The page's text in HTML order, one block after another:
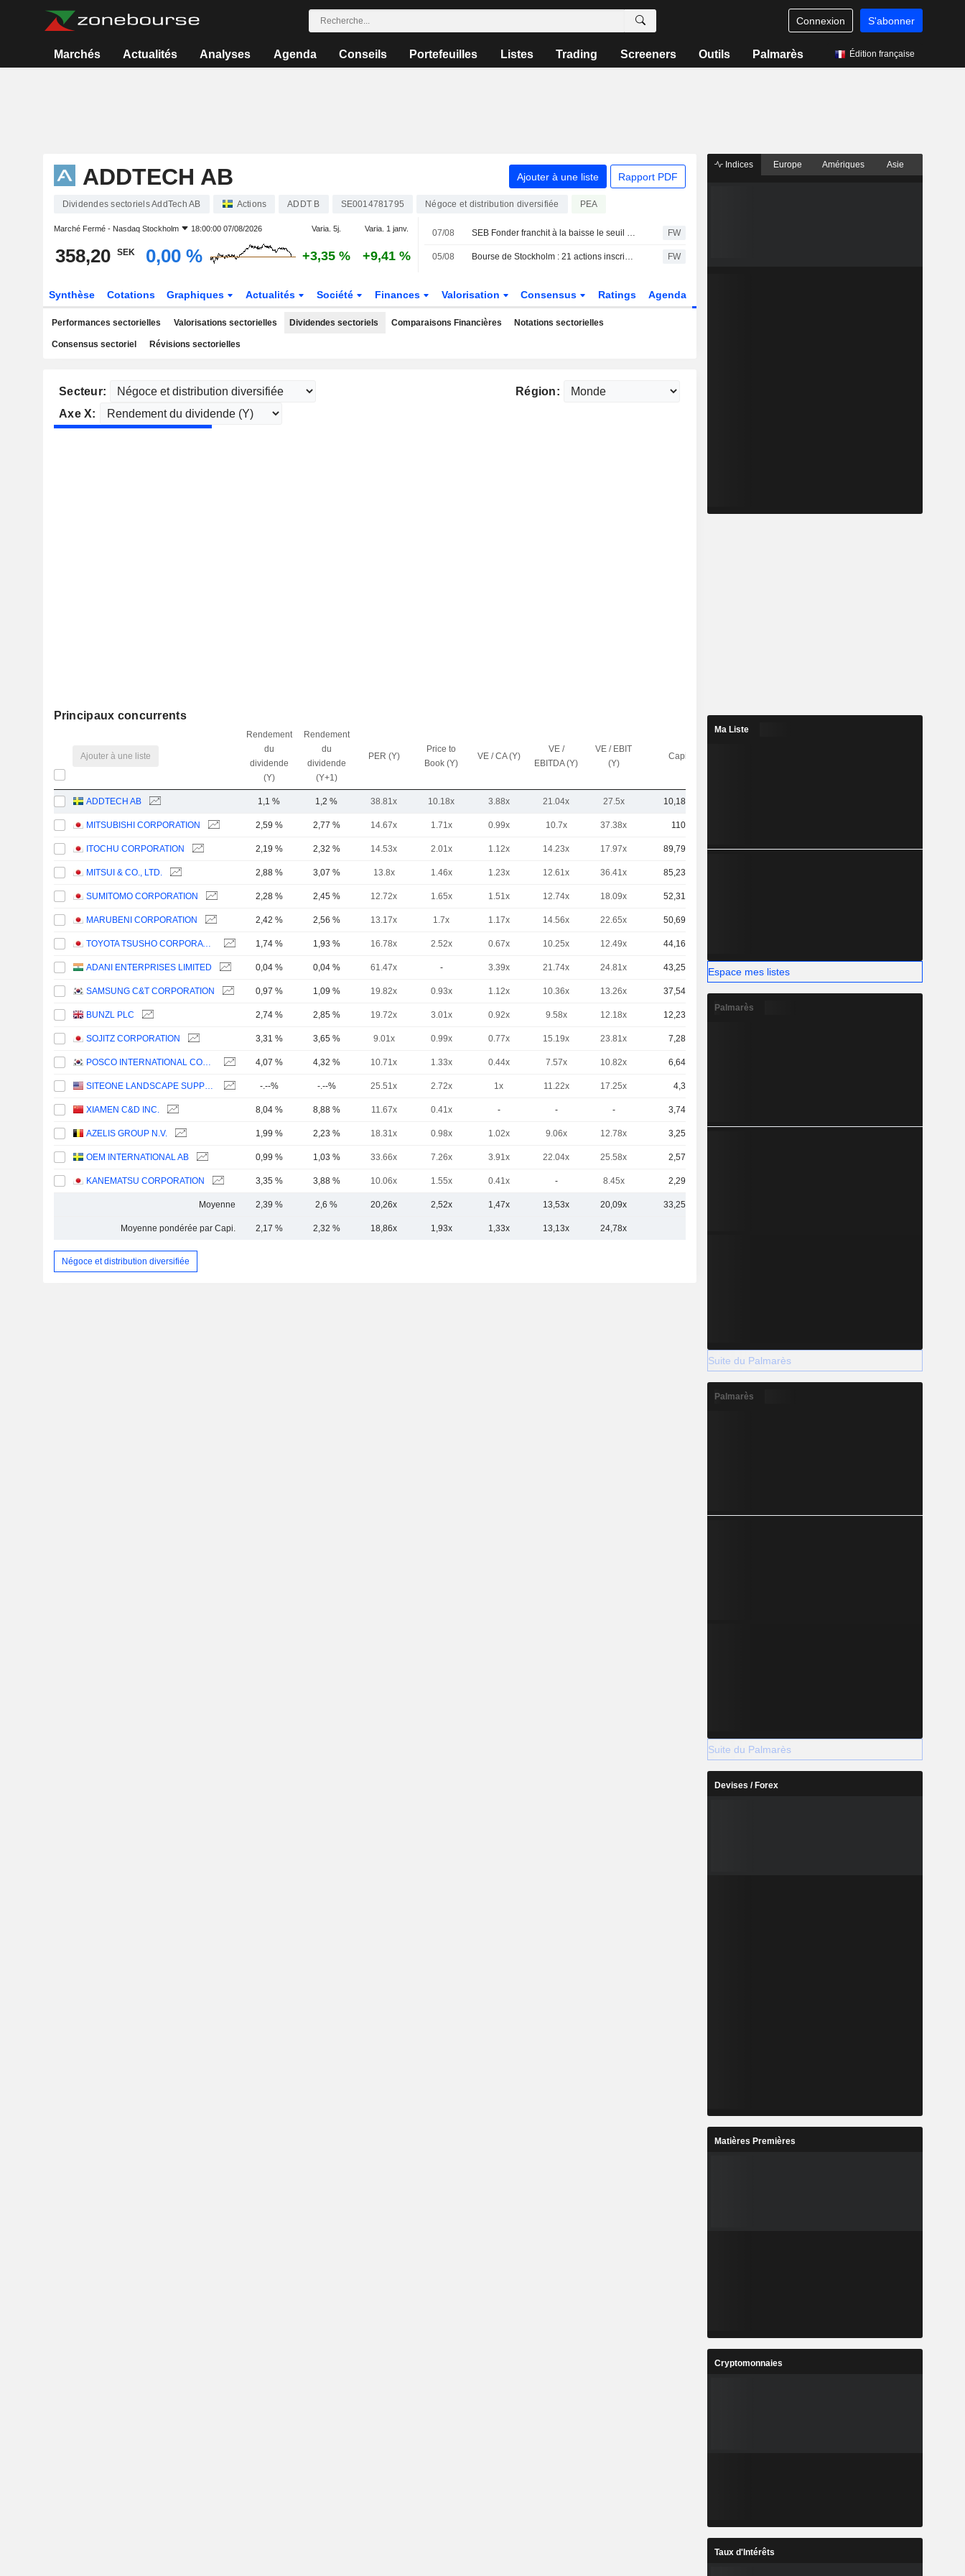
Connexion S'abonner
Marchés Actualités Analyses Agenda Conseils Portefeuilles Listes Trading Screeners Outils Palmarès Édition française
ADDTECH AB Ajouter à une liste Rapport PDF
Dividendes sectoriels AddTech AB Actions ADDT B SE0014781795 Négoce et distribution diversifiée PEA
Marché Fermé - Nasdaq Stockholm 18:00:00 07/08/2026 Varia. 5j. Varia. 1 janv.
358,20 SEK 0,00 % +3,35 % +9,41 %
07/08 SEB Fonder franchit à la baisse le seuil de participation dans Addtech FW
05/08 Bourse de Stockholm : 21 actions inscrivent un nouveau plus haut sur 52 semaines ce jour FW
Synthèse Cotations Graphiques Actualités Société Finances Valorisation Consensus Ratings Agenda
Performances sectorielles Valorisations sectorielles Dividendes sectoriels Comparaisons Financières Notations sectorielles
Consensus sectoriel Révisions sectorielles
Secteur:
Région:
Axe X:
Principaux concurrents
Ajouter à une liste
Rendement
du
dividende
(Y)
Rendement
du
dividende
(Y+1)
PER (Y)
Price to
Book (Y)
VE / CA (Y)
VE /
EBITDA (Y)
VE / EBIT
(Y)
Capi.($)
ADDTECH AB 1,1 % 1,2 % 38.81x 10.18x 3.88x 21.04x 27.5x 10,18 Md
MITSUBISHI CORPORATION 2,59 % 2,77 % 14.67x 1.71x 0.99x 10.7x 37.38x 110 Md
ITOCHU CORPORATION 2,19 % 2,32 % 14.53x 2.01x 1.12x 14.23x 17.97x 89,79 Md
MITSUI & CO., LTD. 2,88 % 3,07 % 13.8x 1.46x 1.23x 12.61x 36.41x 85,23 Md
SUMITOMO CORPORATION 2,28 % 2,45 % 12.72x 1.65x 1.51x 12.74x 18.09x 52,31 Md
MARUBENI CORPORATION 2,42 % 2,56 % 13.17x 1.7x 1.17x 14.56x 22.65x 50,69 Md
TOYOTA TSUSHO CORPORATION 1,74 % 1,93 % 16.78x 2.52x 0.67x 10.25x 12.49x 44,16 Md
ADANI ENTERPRISES LIMITED 0,04 % 0,04 % 61.47x - 3.39x 21.74x 24.81x 43,25 Md
SAMSUNG C&T CORPORATION 0,97 % 1,09 % 19.82x 0.93x 1.12x 10.36x 13.26x 37,54 Md
BUNZL PLC 2,74 % 2,85 % 19.72x 3.01x 0.92x 9.58x 12.18x 12,23 Md
SOJITZ CORPORATION 3,31 % 3,65 % 9.01x 0.99x 0.77x 15.19x 23.81x 7,28 Md
POSCO INTERNATIONAL CORPORATION 4,07 % 4,32 % 10.71x 1.33x 0.44x 7.57x 10.82x 6,64 Md
SITEONE LANDSCAPE SUPPLY, INC. -.--% -.--% 25.51x 2.72x 1x 11.22x 17.25x 4,3 Md
XIAMEN C&D INC. 8,04 % 8,88 % 11.67x 0.41x - - - 3,74 Md
AZELIS GROUP N.V. 1,99 % 2,23 % 18.31x 0.98x 1.02x 9.06x 12.78x 3,25 Md
OEM INTERNATIONAL AB 0,99 % 1,03 % 33.66x 7.26x 3.91x 22.04x 25.58x 2,57 Md
KANEMATSU CORPORATION 3,35 % 3,88 % 10.06x 1.55x 0.41x - 8.45x 2,29 Md
Moyenne 2,39 % 2,6 % 20,26x 2,52x 1,47x 13,53x 20,09x 33,25 Md
Moyenne pondérée par Capi. 2,17 % 2,32 % 18,86x 1,93x 1,33x 13,13x 24,78x
Négoce et distribution diversifiée
Indices Europe Amériques Asie
Ma Liste
Espace mes listes
Palmarès
Suite du Palmarès
Palmarès
Suite du Palmarès
Devises / Forex
Matières Premières
Cryptomonnaies
Taux d'Intérêts